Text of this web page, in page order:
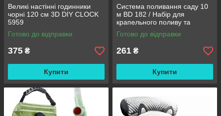
Великі настінні годинники
чорні 120 см 3D DIY CLOCK
5959
Готово до відправки
375 ₴
Купити
Система поливання саду 10
м BD 182 / Набір для
крапельного поливу та
охолодження / Комплект для
поливання
Готово до відправки
261 ₴
Купити